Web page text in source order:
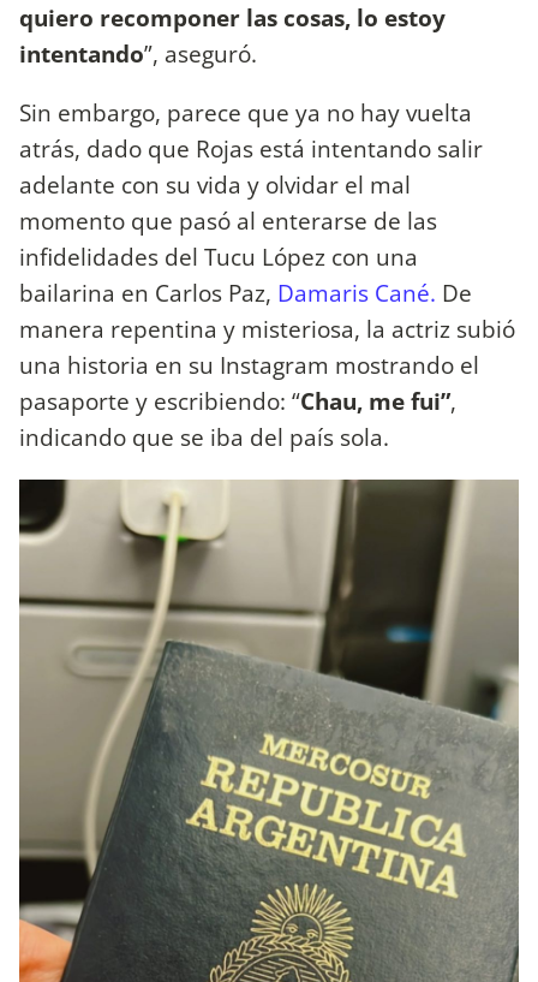
quiero recomponer las cosas, lo estoy
intentando”, aseguró.
Sin embargo, parece que ya no hay vuelta
atrás, dado que Rojas está intentando salir
adelante con su vida y olvidar el mal
momento que pasó al enterarse de las
infidelidades del Tucu López con una
bailarina en Carlos Paz, Damaris Cané. De
manera repentina y misteriosa, la actriz subió
una historia en su Instagram mostrando el
pasaporte y escribiendo: “Chau, me fui”,
indicando que se iba del país sola.